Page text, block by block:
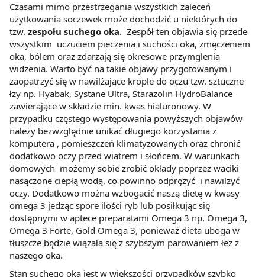
Czasami mimo przestrzegania wszystkich zaleceń
użytkowania soczewek może dochodzić u niektórych do
tzw. zespołu suchego oka. Zespół ten objawia się przede
wszystkim uczuciem pieczenia i suchości oka, zmęczeniem
oka, bólem oraz zdarzają się okresowe przymglenia
widzenia. Warto być na takie objawy przygotowanym i
zaopatrzyć się w nawilżające krople do oczu tzw. sztuczne
łzy np. Hyabak, Systane Ultra, Starazolin HydroBalance
zawierające w składzie min. kwas hialuronowy. W
przypadku częstego występowania powyższych objawów
należy bezwzględnie unikać długiego korzystania z
komputera , pomieszczeń klimatyzowanych oraz chronić
dodatkowo oczy przed wiatrem i słońcem. W warunkach
domowych możemy sobie zrobić okłady poprzez waciki
nasączone ciepłą wodą, co powinno odprężyć i nawilżyć
oczy. Dodatkowo można wzbogacić naszą dietę w kwasy
omega 3 jedząc spore ilości ryb lub posiłkując się
dostępnymi w aptece preparatami Omega 3 np. Omega 3,
Omega 3 Forte, Gold Omega 3, ponieważ dieta uboga w
tłuszcze będzie wiązała się z szybszym parowaniem łez z
naszego oka.
Stan suchego oka jest w większości przypadków szybko